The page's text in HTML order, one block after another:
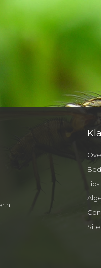
Tips